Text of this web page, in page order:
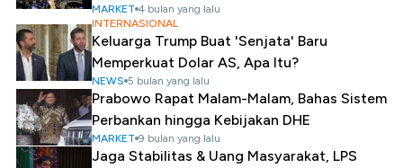
MARKET 4 bulan yang lalu
INTERNASIONAL
Keluarga Trump Buat 'Senjata' Baru
Memperkuat Dolar AS, Apa Itu?
NEWS 5 bulan yang lalu
Prabowo Rapat Malam-Malam, Bahas Sistem
Perbankan hingga Kebijakan DHE
MARKET 9 bulan yang lalu
Jaga Stabilitas & Uang Masyarakat, LPS